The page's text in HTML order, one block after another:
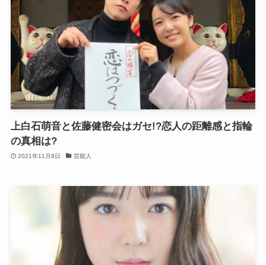
上白石萌音と佐藤健密会はガセ!?恋人の距離感と指輪
の真相は?
2021年11月8日 芸能人